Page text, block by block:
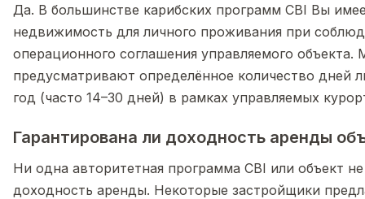
Да. В большинстве карибских программ CBI Вы
недвижимость для личного проживания при
операционного соглашения управляемого
предусматривают определённое количество дней
год (часто 14–30 дней) в рамках управляемых
Гарантирована ли доходность аренды
Ни одна авторитетная программа CBI или объект
доходность аренды. Некоторые застройщики